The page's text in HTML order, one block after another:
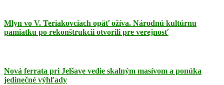
Mlyn vo V. Teriakovciach opäť ožíva. Národnú kultúrnu
pamiatku po rekonštrukcii otvorili pre verejnosť
Nová ferrata pri Jelšave vedie skalným masívom a ponúka
jedinečné výhľady